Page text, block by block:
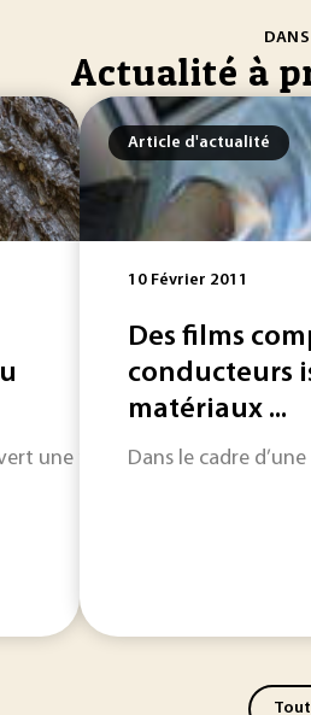
Actualité à
une nouvelle enzyme issue
Article d'actualité
10 Février 2011
Des films
conducteurs
matériaux ...
Dans le cadre